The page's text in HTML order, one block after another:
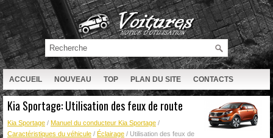
ACCUEIL NOUVEAU TOP PLAN DU SITE CONTACTS
RECHERCHE
Kia Sportage: Utilisation des feux de route
Kia Sportage / Manuel du conducteur Kia Sportage /
Caractéristiques du véhicule / Éclairage / Utilisation des feux de